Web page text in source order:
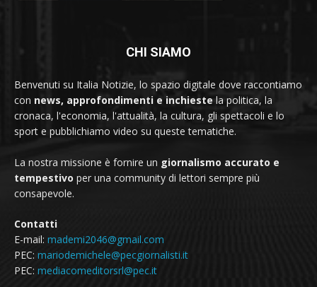
CHI SIAMO
Benvenuti su Italia Notizie, lo spazio digitale dove raccontiamo
con news, approfondimenti e inchieste la politica, la
cronaca, l'economia, l'attualità, la cultura, gli spettacoli e lo
sport e pubblichiamo video su queste tematiche.
La nostra missione è fornire un giornalismo accurato e
tempestivo per una community di lettori sempre più
consapevole.
Contatti
E-mail: mademi2046@gmail.com
PEC: mariodemichele@pecgiornalisti.it
PEC: mediacomeditorsrl@pec.it